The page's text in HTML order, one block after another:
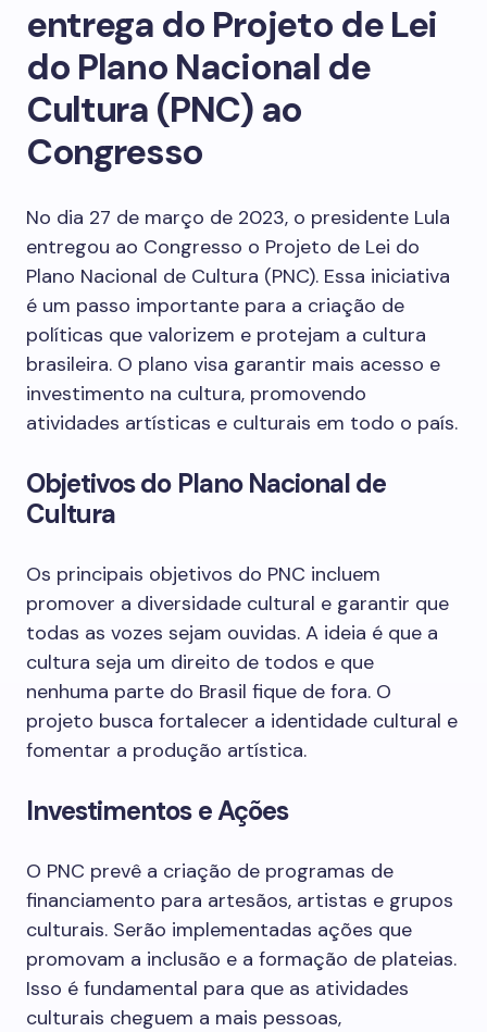
entrega do Projeto de Lei
do Plano Nacional de
Cultura (PNC) ao
Congresso
No dia 27 de março de 2023, o presidente Lula
entregou ao Congresso o Projeto de Lei do
Plano Nacional de Cultura (PNC). Essa iniciativa
é um passo importante para a criação de
políticas que valorizem e protejam a cultura
brasileira. O plano visa garantir mais acesso e
investimento na cultura, promovendo
atividades artísticas e culturais em todo o país.
Objetivos do Plano Nacional de
Cultura
Os principais objetivos do PNC incluem
promover a diversidade cultural e garantir que
todas as vozes sejam ouvidas. A ideia é que a
cultura seja um direito de todos e que
nenhuma parte do Brasil fique de fora. O
projeto busca fortalecer a identidade cultural e
fomentar a produção artística.
Investimentos e Ações
O PNC prevê a criação de programas de
financiamento para artesãos, artistas e grupos
culturais. Serão implementadas ações que
promovam a inclusão e a formação de plateias.
Isso é fundamental para que as atividades
culturais cheguem a mais pessoas,